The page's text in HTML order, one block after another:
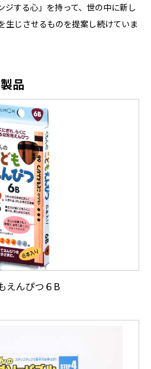
ジする心」を持って、世の中に新し
生じさせるものを提案し続けていま
品
えんぴつ６B